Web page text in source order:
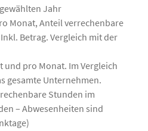
Jahr
Monat, Anteil verrechenbare
Betrag. Vergleich mit der
und pro Monat. Im Vergleich
gesamte Unternehmen.
Stunden im
– Abwesenheiten sind